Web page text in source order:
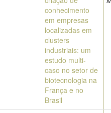
conhecimento
em empresas
localizadas em
clusters
industriais: um
estudo multi-
caso no setor de
biotecnologia na
França e no
Brasil